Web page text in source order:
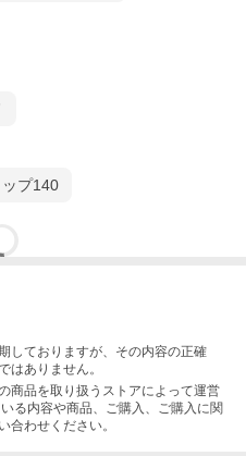
ップ140
しておりますが、その内容の正確
はありません。
商品を取り扱うストアによって運営
る内容や商品、ご購入 、ご購入に関
合わせください。